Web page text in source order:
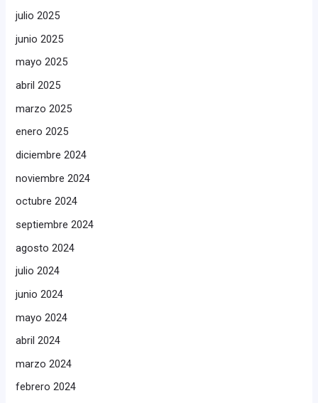
julio 2025
junio 2025
mayo 2025
abril 2025
marzo 2025
enero 2025
diciembre 2024
noviembre 2024
octubre 2024
septiembre 2024
agosto 2024
julio 2024
junio 2024
mayo 2024
abril 2024
marzo 2024
febrero 2024